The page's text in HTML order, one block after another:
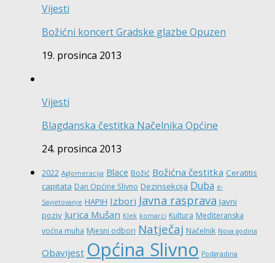
Vijesti
Božićni koncert Gradske glazbe Opuzen
19. prosinca 2013
Vijesti
Blagdanska čestitka Načelnika Općine
24. prosinca 2013
2022 Aglomeracija Blace Božić Božićna čestitka Ceratitis
capitata Dan Općine Slivno Dezinsekcija Duba e-
Savjetovanje HAPIH Izbori Javna rasprava Javni
poziv Jurica Mušan Klek komarci Kultura Mediteranska
voćna muha Mjesni odbori Natječaj Načelnik Nova godina
Obavijest Općina Slivno Podgradina